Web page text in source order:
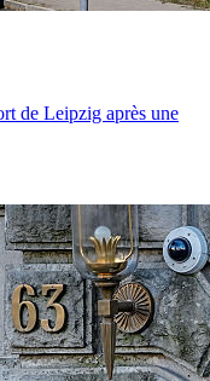
de Leipzig après une